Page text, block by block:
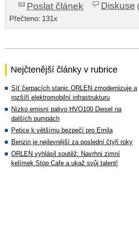
Poslat článek Diskuse
Přečteno: 131x
Nejčtenější články v rubrice
Síť čerpacích stanic ORLEN zmodernizuje a
rozšíří elektromobilní infrastrukturu
Nízko emisní palivo HVO100 Diesel na
dalších pumpách
Petice k většímu bezpečí pro Emila
Benzin je nejlevnější za poslední čtyři roky
ORLEN vyhlásil soutěž: Navrhni zimní
kelímek Stop Cafe a ukaž svůj talent!